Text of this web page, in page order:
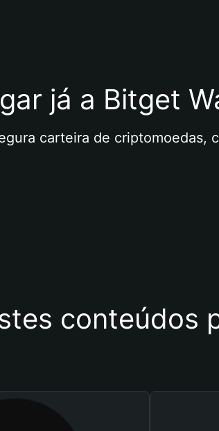
já a Bitget
carteira de criptomoedas,
conteúdos